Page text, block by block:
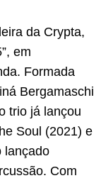
da Crypta,
em
Formada
Bergamaschi
trio já lançou
Soul (2021) e
lançado
Com